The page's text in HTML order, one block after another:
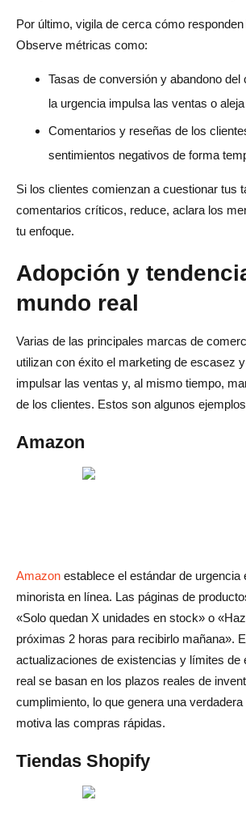
Por último, vigila de cerca cómo
Observe métricas como:
Tasas de conversión y abandono del
la urgencia impulsa las ventas o
Comentarios y reseñas de los
sentimientos negativos de forma
Si los clientes comienzan a cuestionar tus
comentarios críticos, reduce, aclara los
tu enfoque.
Adopción y
mundo real
Varias de las principales marcas de
utilizan con éxito el marketing de escasez
impulsar las ventas y, al mismo tiempo,
de los clientes. Estos son algunos
Amazon
Amazon establece el estándar de urgencia
minorista en línea. Las páginas de
«Solo quedan X unidades en stock» o
próximas 2 horas para recibirlo mañana».
actualizaciones de existencias y límites de
real se basan en los plazos reales de
cumplimiento, lo que genera una
motiva las compras rápidas.
Tiendas Shopify